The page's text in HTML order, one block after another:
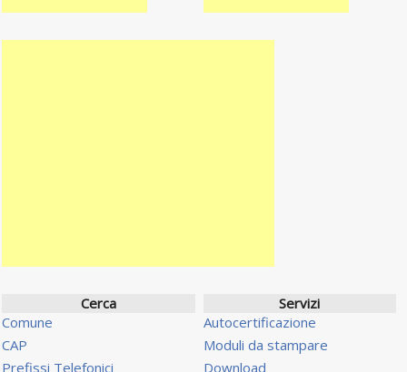
Cerca
Comune
CAP
Prefissi Telefonici
Servizi
Autocertificazione
Moduli da stampare
Download